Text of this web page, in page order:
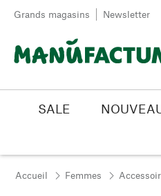
Passer au contenu
Grands magasins Newsletter
SALE
Accueil Femmes